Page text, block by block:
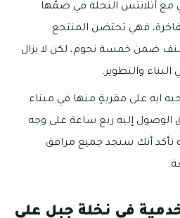
مع أتلانتس النخلة في ضمّها
فهي تحتضن المنتجع
ضمن خمسة نجوم، لكن لا يزال
والتطوير.
ايه على مقربةٍ منها في ميناء
الوصول إليه ربع ساعة على وجه
تأكد أنك ستجد جميع مرافق
في نخلة جبل علي